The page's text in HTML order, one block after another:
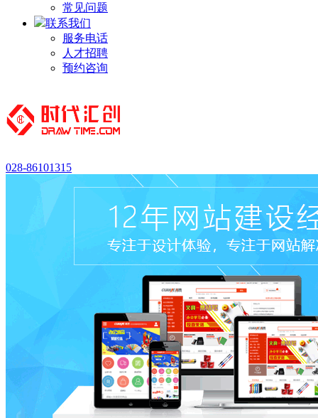
常见问题
联系我们
服务电话
人才招聘
预约咨询
028-86101315